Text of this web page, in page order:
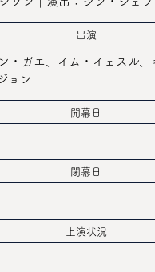
出演
・ガエ、イム・イェスル、
ョン
開幕日
閉幕日
上演状況